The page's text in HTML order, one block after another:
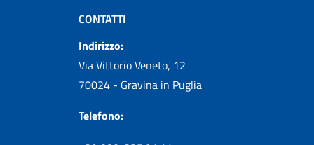
CONTATTI
Indirizzo:
Via Vittorio Veneto, 12
70024 - Gravina in Puglia
Telefono: